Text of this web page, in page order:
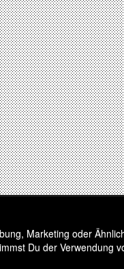
Marketing oder
Du der Verwendung